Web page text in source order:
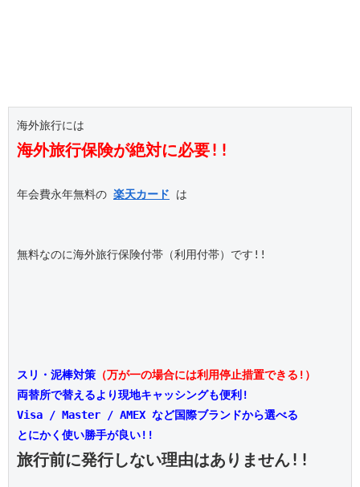
海外旅行保険が絶対に必要!!
年会費永年無料の 楽天カード は
無料なのに海外旅行保険付帯（利用付帯）です!!
スリ・泥棒対策 （万が一の場合には利用停止措置できる!）
両替所で替えるより現地キャッシングも便利!
Visa / Master / AMEX など国際ブランドから選べる
とにかく使い勝手が良い!!
旅行前に発行しない理由はありません!!